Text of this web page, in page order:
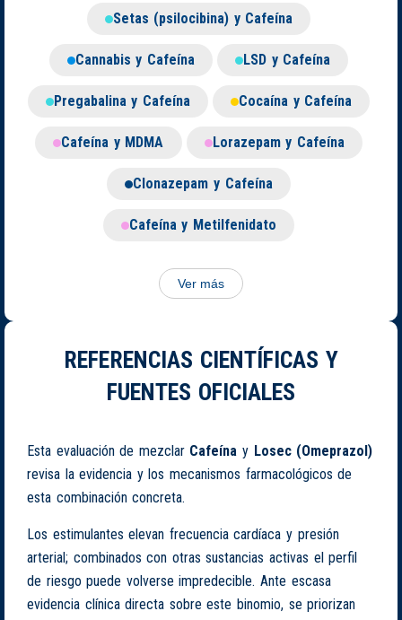
Setas (psilocibina) y Cafeína
Cannabis y Cafeína LSD y Cafeína
Pregabalina y Cafeína Cocaína y Cafeína
Cafeína y MDMA Lorazepam y Cafeína
Clonazepam y Cafeína
Cafeína y Metilfenidato
Ver más
REFERENCIAS CIENTÍFICAS Y
FUENTES OFICIALES
Esta evaluación de mezclar Cafeína y Losec (Omeprazol)
revisa la evidencia y los mecanismos farmacológicos de
esta combinación concreta.
Los estimulantes elevan frecuencia cardíaca y presión
arterial; combinados con otras sustancias activas el perfil
de riesgo puede volverse impredecible. Ante escasa
evidencia clínica directa sobre este binomio, se priorizan